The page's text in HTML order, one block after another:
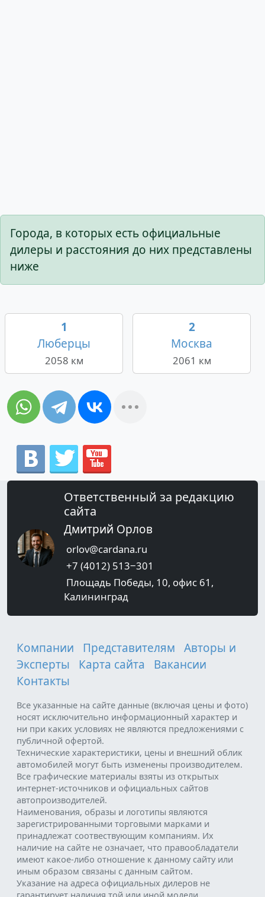
Города, в которых есть официальные
дилеры и расстояния до них представлены
ниже
1
Люберцы
2058 км
2
Москва
2061 км
Ответственный за редакцию
сайта
Дмитрий Орлов
orlov@cardana.ru
+7 (4012) 513‒301
Площадь Победы, 10, офис 61,
Калининград
Компании Представителям
Авторы и
Эксперты
Карта сайта
Вакансии
Контакты
Все указанные на сайте данные (включая цены и фото)
носят исключительно информационный характер и
ни при каких условиях не являются предложениями с
публичной офертой.
Технические характеристики, цены и внешний облик
автомобилей могут быть изменены производителем.
Все графические материалы взяты из открытых
интернет-источников и официальных сайтов
автопроизводителей.
Наименования, образы и логотипы являются
зарегистрированными торговыми марками и
принадлежат соотвествующим компаниям. Их
наличие на сайте не означает, что правообладатели
имеют какое-либо отношение к данному сайту или
иным образом связаны с данным сайтом.
Указание на адреса официальных дилеров не